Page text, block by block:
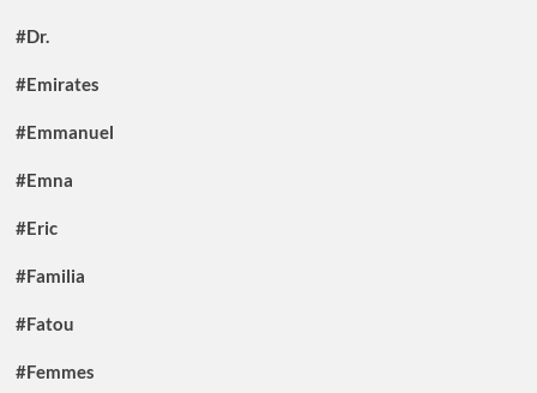
#Dr.
#Emirates
#Emmanuel
#Emna
#Eric
#Familia
#Fatou
#Femmes